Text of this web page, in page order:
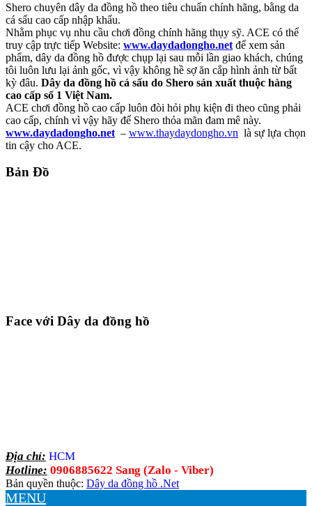
Shero chuyên dây da đồng hồ theo tiêu chuẩn chính hãng, bằng da
cá sấu cao cấp nhập khẩu.
Nhằm phục vụ nhu cầu chơi đồng chính hãng thụy sỹ. ACE có thể
truy cập trực tiếp Website: www.daydadongho.net để xem sản
phẩm, dây da đồng hồ được chụp lại sau mỗi lần giao khách, chúng
tôi luôn lưu lại ảnh gốc, vì vậy không hề sợ ăn cắp hình ảnh từ bất
kỳ đâu. Dây da đồng hồ cá sấu do Shero sản xuất thuộc hàng
cao cấp số 1 Việt Nam.
ACE chơi đồng hồ cao cấp luôn đòi hỏi phụ kiện đi theo cũng phải
cao cấp, chính vì vậy hãy để Shero thỏa mãn đam mê này.
www.daydadongho.net – www.thaydaydongho.vn là sự lựa chọn
tin cậy cho ACE.
Bản Đồ
Face với Dây da đồng hồ
Địa chỉ: HCM
Hotline: 0906885622 Sang (Zalo - Viber)
Bản quyền thuộc: Dây da đồng hồ .Net
MENU